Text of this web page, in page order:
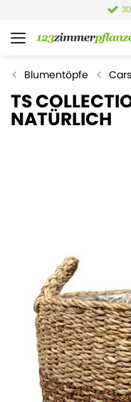
Blumentöpfe
TS
NATÜRLICH